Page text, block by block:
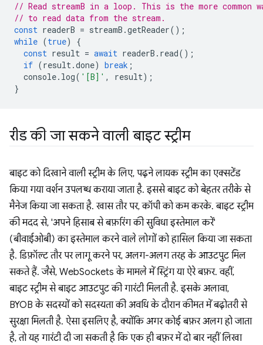
// Read streamB in a loop. This is the more common
// to read data from the stream.
const readerB = streamB .getReader();
while (true)
{
const result = await readerB . read();
if (result.done) break ;
console. log( '[B]' , result);
}
रीड की जा सकने वाली बाइट स्ट्रीम
बाइट को दिखाने वाली स्ट्रीम के लिए, पढ़ने लायक स्ट्रीम का एक्सटेंड
किया गया वर्शन उपलब्ध कराया जाता है. इससे बाइट को बेहतर तरीके से
मैनेज किया जा सकता है. खास तौर पर, कॉपी को कम करके. बाइट स्ट्रीम
की मदद से, 'अपने हिसाब से बफ़रिंग की सुविधा इस्तेमाल करें'
(बीवाईओबी) का इस्तेमाल करने वाले लोगों को हासिल किया जा सकता
है. डिफ़ॉल्ट तौर पर लागू करने पर, अलग-अलग तरह के आउटपुट मिल
सकते हैं. जैसे, WebSockets के मामले में स्ट्रिंग या ऐरे बफ़र. वहीं,
बाइट स्ट्रीम से बाइट आउटपुट की गारंटी मिलती है. इसके अलावा,
BYOB के सदस्यों को सदस्यता की अवधि के दौरान कीमत में बढ़ोतरी से
सुरक्षा मिलती है. ऐसा इसलिए है, क्योंकि अगर कोई बफ़र अलग हो जाता
है, तो यह गारंटी दी जा सकती है कि एक ही बफ़र में दो बार नहीं लिखा